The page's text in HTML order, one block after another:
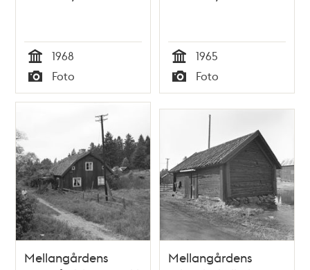
Tid
1968
Typ
Foto Tid
1965
Typ
Foto
Mellangårdens
Mellangårdens